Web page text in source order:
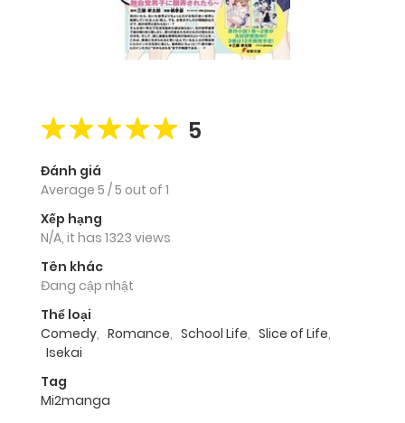
5
Đánh giá
Average 5 /5 out of 1
Xếp hạng
N/A, it has 1323 views
Tên khác
Đang cập nhật
Thể loại
Comedy, Romance, School Life, Slice of Life,
Isekai
Tag
Mi2manga